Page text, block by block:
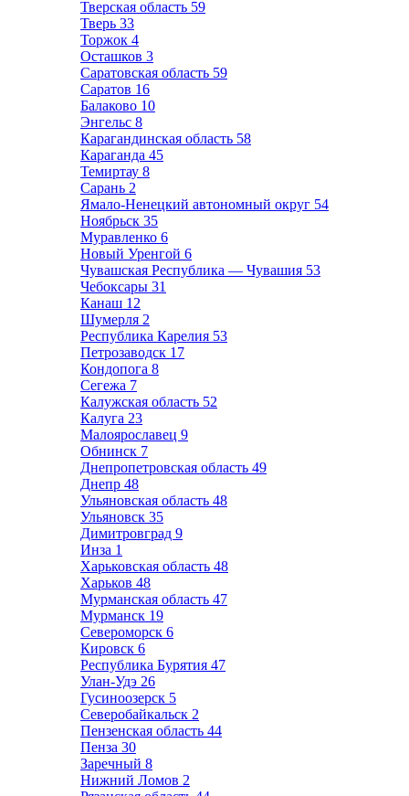
Тверская область 59
Тверь 33
Торжок 4
Осташков 3
Саратовская область 59
Саратов 16
Балаково 10
Энгельс 8
Карагандинская область 58
Караганда 45
Темиртау 8
Сарань 2
Ямало-Ненецкий автономный округ 54
Ноябрьск 35
Муравленко 6
Новый Уренгой 6
Чувашская Республика — Чувашия 53
Чебоксары 31
Канаш 12
Шумерля 2
Республика Карелия 53
Петрозаводск 17
Кондопога 8
Сегежа 7
Калужская область 52
Калуга 23
Малоярославец 9
Обнинск 7
Днепропетровская область 49
Днепр 48
Ульяновская область 48
Ульяновск 35
Димитровград 9
Инза 1
Харьковская область 48
Харьков 48
Мурманская область 47
Мурманск 19
Североморск 6
Кировск 6
Республика Бурятия 47
Улан-Удэ 26
Гусиноозерск 5
Северобайкальск 2
Пензенская область 44
Пенза 30
Заречный 8
Нижний Ломов 2